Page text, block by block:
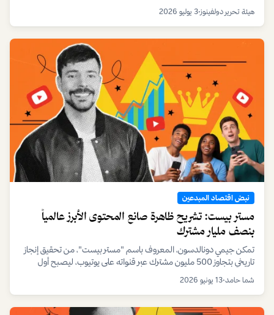
صناع المحتوى في الخليج.
هيئة تحرير دولفينوز•3 يوليو 2026
نبض اقتصاد المبدعين
مستر بيست: تشريح ظاهرة صانع المحتوى الأبرز عالمياً
بنصف مليار مشترك
تمكن جيمي دونالدسون، المعروف باسم "مستر بيست"، من تحقيق إنجاز
تاريخي بتجاوز 500 مليون مشترك عبر قنواته على يوتيوب، ليصبح أول
شما حامد•13 يونيو 2026